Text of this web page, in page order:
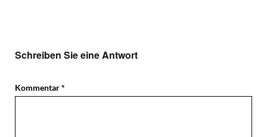
Schreiben Sie eine Antwort
Kommentar*